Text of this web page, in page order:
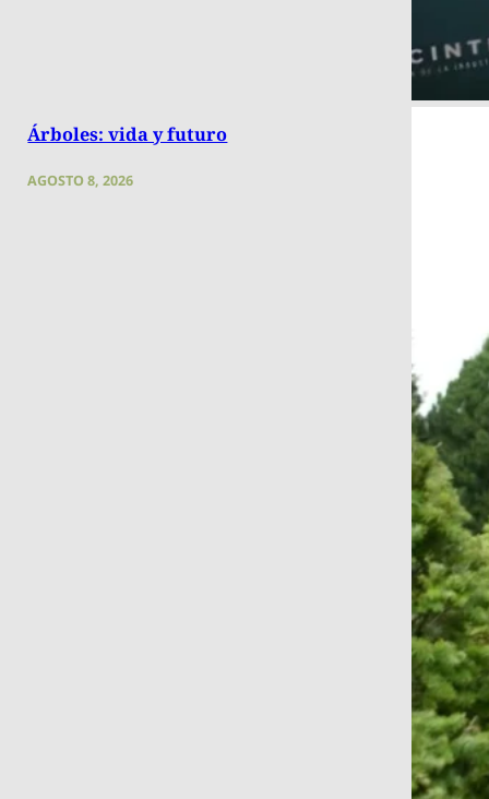
Árboles: vida y futuro
AGOSTO 8, 2026